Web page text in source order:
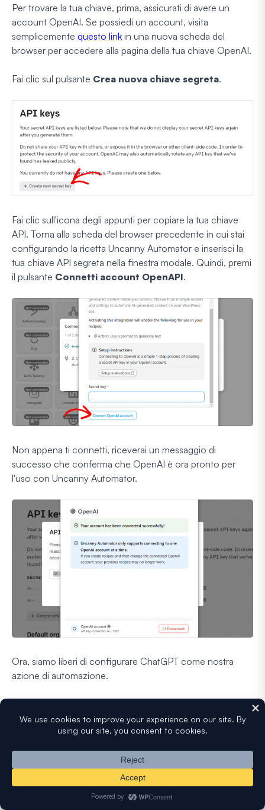
Per trovare la tua chiave, prima, assicurati di avere un
account OpenAI. Se possiedi un account, visita
semplicemente questo link in una nuova scheda del
browser per accedere alla pagina della tua chiave OpenAI.
Fai clic sul pulsante Crea nuova chiave segreta.
Fai clic sull'icona degli appunti per copiare la tua chiave
API. Torna alla scheda del browser precedente in cui stai
configurando la ricetta Uncanny Automator e inserisci la
tua chiave API segreta nella finestra modale. Quindi, premi
il pulsante Connetti account OpenAPI.
Non appena ti connetti, riceverai un messaggio di
successo che conferma che OpenAI è ora pronto per
l'uso con Uncanny Automator.
Ora, siamo liberi di configurare ChatGPT come nostra
azione di automazione.
Dopo aver connesso il tuo account ChatGPT con
ricetta. Questa volta, l'icona di OpenAI non sarà più in
grigio, suggerendo che è pronta per l'uso.
OpenAI .